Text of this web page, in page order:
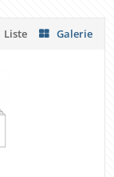
Liste Galerie